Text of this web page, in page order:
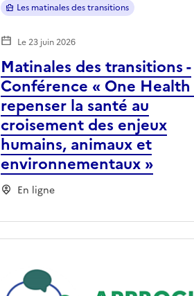
Matinales des transitions -
Conférence « One Health
repenser la santé au
croisement des enjeux
humains, animaux et
environnementaux »
En ligne
Les matinales des transitions
Le 23 juin 2026